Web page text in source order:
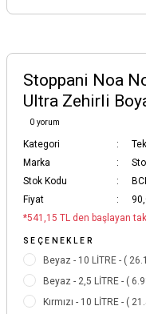
Stoppani Noa
Ultra Zehirli
0 yorum
Kategori
Marka
Stok Kodu
Fiyat
*541,15 TL den başlayan
SEÇENEKLER
Beyaz - 10 LİTRE - (
Beyaz - 2,5 LİTRE - (
Kırmızı - 10 LİTRE - (